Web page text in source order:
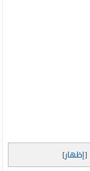
[إظهار]